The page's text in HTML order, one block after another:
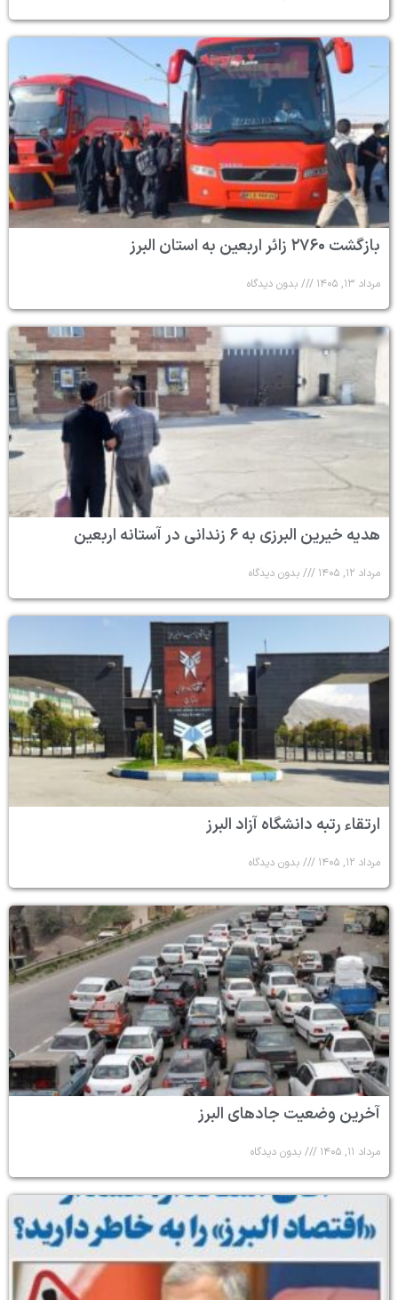
بازگشت ۲۷۶۰ زائر اربعین به استان البرز
مرداد ۱۳, ۱۴۰۵ بدون دیدگاه
هدیه خیرین البرزی به ۶ زندانی در آستانه اربعین
مرداد ۱۲, ۱۴۰۵ بدون دیدگاه
ارتقاء رتبه دانشگاه آزاد البرز
مرداد ۱۲, ۱۴۰۵ بدون دیدگاه
آخرین وضعیت جادهای البرز
مرداد ۱۱, ۱۴۰۵ بدون دیدگاه